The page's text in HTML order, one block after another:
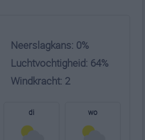
Neerslagkans: 0%
Luchtvochtigheid: 64%
Windkracht: 2
di wo